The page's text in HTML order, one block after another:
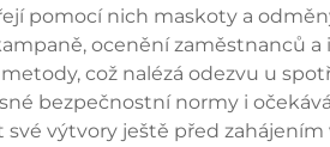
pomocí nich maskoty a
ocenění zaměstnanců
což nalézá odezvu u
bezpečnostní normy i
své výtvory ještě před